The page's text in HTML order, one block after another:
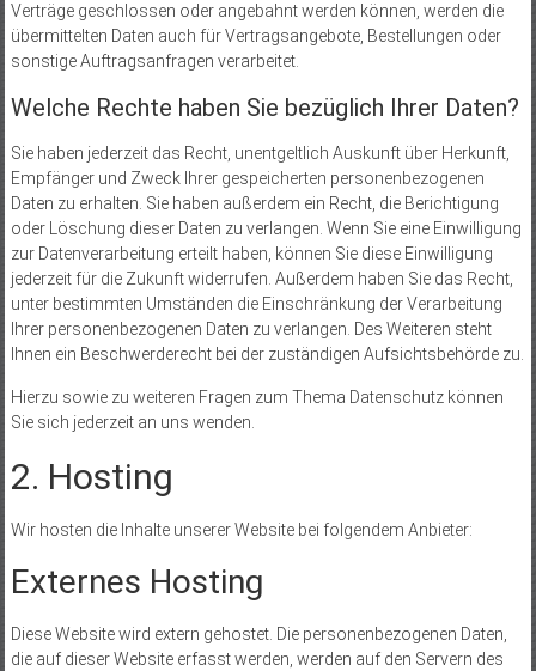
Verträge geschlossen oder angebahnt werden können, werden die
übermittelten Daten auch für Vertragsangebote, Bestellungen oder
sonstige Auftragsanfragen verarbeitet.
Welche Rechte haben Sie bezüglich Ihrer Daten?
Sie haben jederzeit das Recht, unentgeltlich Auskunft über Herkunft,
Empfänger und Zweck Ihrer gespeicherten personenbezogenen
Daten zu erhalten. Sie haben außerdem ein Recht, die Berichtigung
oder Löschung dieser Daten zu verlangen. Wenn Sie eine Einwilligung
zur Datenverarbeitung erteilt haben, können Sie diese Einwilligung
jederzeit für die Zukunft widerrufen. Außerdem haben Sie das Recht,
unter bestimmten Umständen die Einschränkung der Verarbeitung
Ihrer personenbezogenen Daten zu verlangen. Des Weiteren steht
Ihnen ein Beschwerderecht bei der zuständigen Aufsichtsbehörde zu.
Hierzu sowie zu weiteren Fragen zum Thema Datenschutz können
Sie sich jederzeit an uns wenden.
2. Hosting
Wir hosten die Inhalte unserer Website bei folgendem Anbieter:
Externes Hosting
Diese Website wird extern gehostet. Die personenbezogenen Daten,
die auf dieser Website erfasst werden, werden auf den Servern des